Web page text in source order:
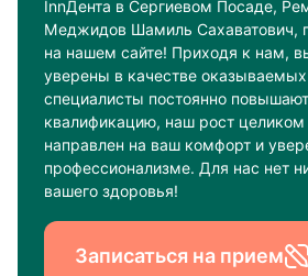
InnДента в Сергиевом Посаде,
Меджидов Шамиль Сахаватович,
на нашем сайте! Приходя к нам,
уверены в качестве
специалисты постоянно
квалификацию, наш рост целиком
направлен на ваш комфорт и
профессионализме. Для нас нет
вашего здоровья!
Записаться на прием